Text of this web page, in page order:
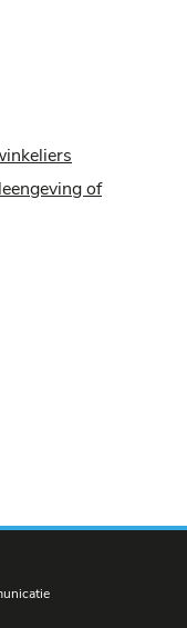
of